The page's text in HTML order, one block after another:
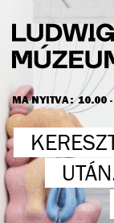
tartalomra
MA NYITVA: 10.00
NYITVATARTÁS ÉS